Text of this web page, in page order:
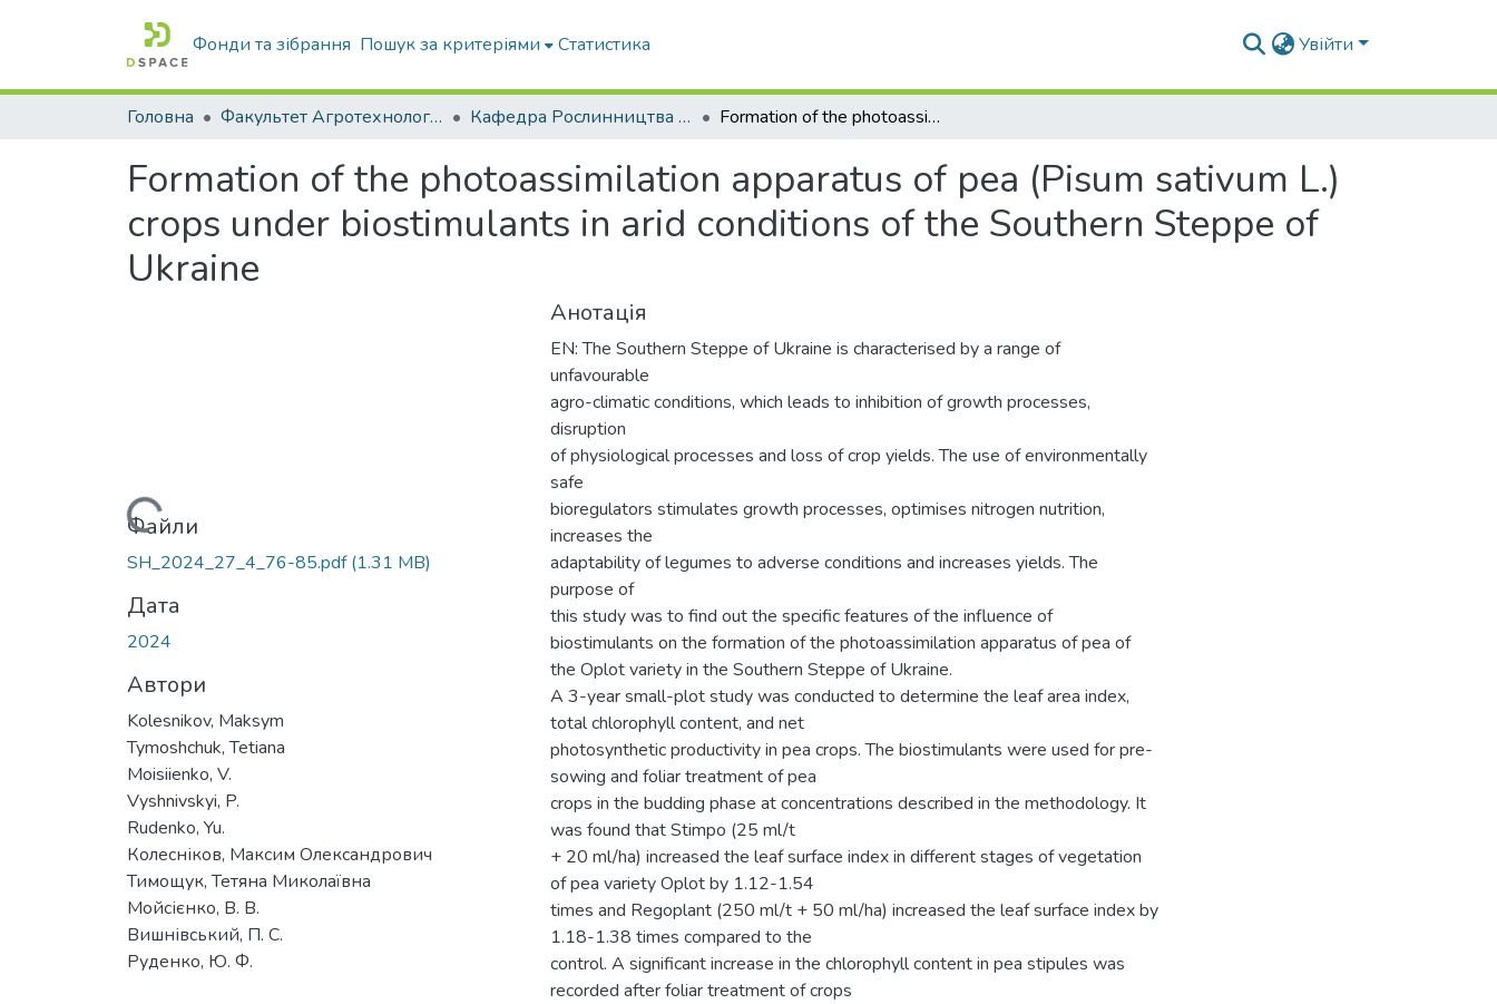
Фонди та зібрання Пошук за критеріями Статистика Увійти
Головна Факультет Агротехнологій та екології Кафедра Рослинництва та садівництва ім. професора В.В. Калитки Formation of the photoassimilation apparatus of pea (Pisum sativum L.) crops under biostimulants in arid conditions of the Southern Steppe of Ukraine
Formation of the photoassimilation apparatus of pea (Pisum sativum L.)
crops under biostimulants in arid conditions of the Southern Steppe of
Ukraine
Вантажиться...
Файли
SH_2024_27_4_76-85.pdf(1.31 MB)
Дата
2024
Автори
Kolesnikov, Maksym
Tymoshchuk, Tetiana
Moisiienko, V.
Vyshnivskyi, P.
Rudenkо, Yu.
Колесніков, Максим Олександрович
Тимощук, Тетяна Миколаївна
Мойсієнко, В. В.
Вишнівський, П. С.
Руденко, Ю. Ф.
Анотація
EN: The Southern Steppe of Ukraine is characterised by a range of
unfavourable
agro-climatic conditions, which leads to inhibition of growth processes,
disruption
of physiological processes and loss of crop yields. The use of environmentally
safe
bioregulators stimulates growth processes, optimises nitrogen nutrition,
increases the
adaptability of legumes to adverse conditions and increases yields. The
purpose of
this study was to find out the specific features of the influence of
biostimulants on the formation of the photoassimilation apparatus of pea of
the Oplot variety in the Southern Steppe of Ukraine.
A 3-year small-plot study was conducted to determine the leaf area index,
total chlorophyll content, and net
photosynthetic productivity in pea crops. The biostimulants were used for pre-
sowing and foliar treatment of pea
crops in the budding phase at concentrations described in the methodology. It
was found that Stimpo (25 ml/t
+ 20 ml/ha) increased the leaf surface index in different stages of vegetation
of pea variety Oplot by 1.12-1.54
times and Regoplant (250 ml/t + 50 ml/ha) increased the leaf surface index by
1.18-1.38 times compared to the
control. A significant increase in the chlorophyll content in pea stipules was
recorded after foliar treatment of crops